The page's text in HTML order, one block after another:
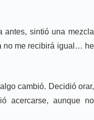
antes, sintió una mezcla
no me recibirá igual… he
cambió. Decidió orar,
acercarse, aunque no